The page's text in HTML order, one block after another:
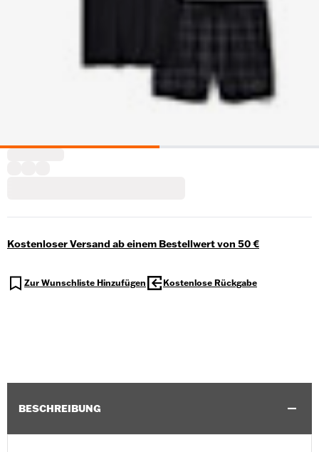
Kostenloser Versand ab einem Bestellwert von 50 €
Zur Wunschliste Hinzufügen Kostenlose Rückgabe
BESCHREIBUNG